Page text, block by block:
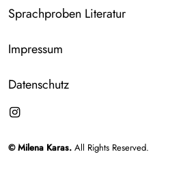
Sprachproben Literatur
Impressum
Datenschutz
© Milena Karas. All Rights Reserved.